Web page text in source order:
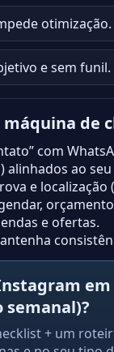
otimização.
e sem funil.
máquina de
com
alinhados ao
e localização
e ofertas.
em
+ um